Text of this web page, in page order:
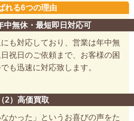
れる6つの理由
中無休・最短即日対応可
も対応しており、営業は年中無
祝日のご依頼まで、お客様の困
も迅速に対応致します。
（2）高価買取
なかった」というお喜びの声をた